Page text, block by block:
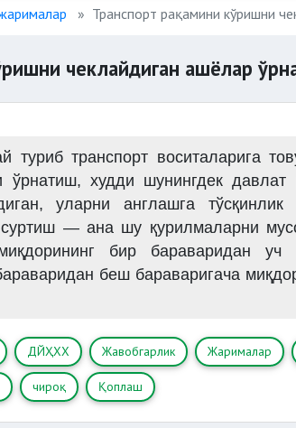
Транспорт рақамини кўришни
чеклайдиган ашёлар
туриб транспорт воситаларига
ўрнатиш, худди шунингдек
уларни англашга
суртиш — ана шу қурилмаларни
бир бараваридан уч
беш бараваригача
ДЙҲХХ Жавобгарлик Жарималар
чироқ Қоплаш